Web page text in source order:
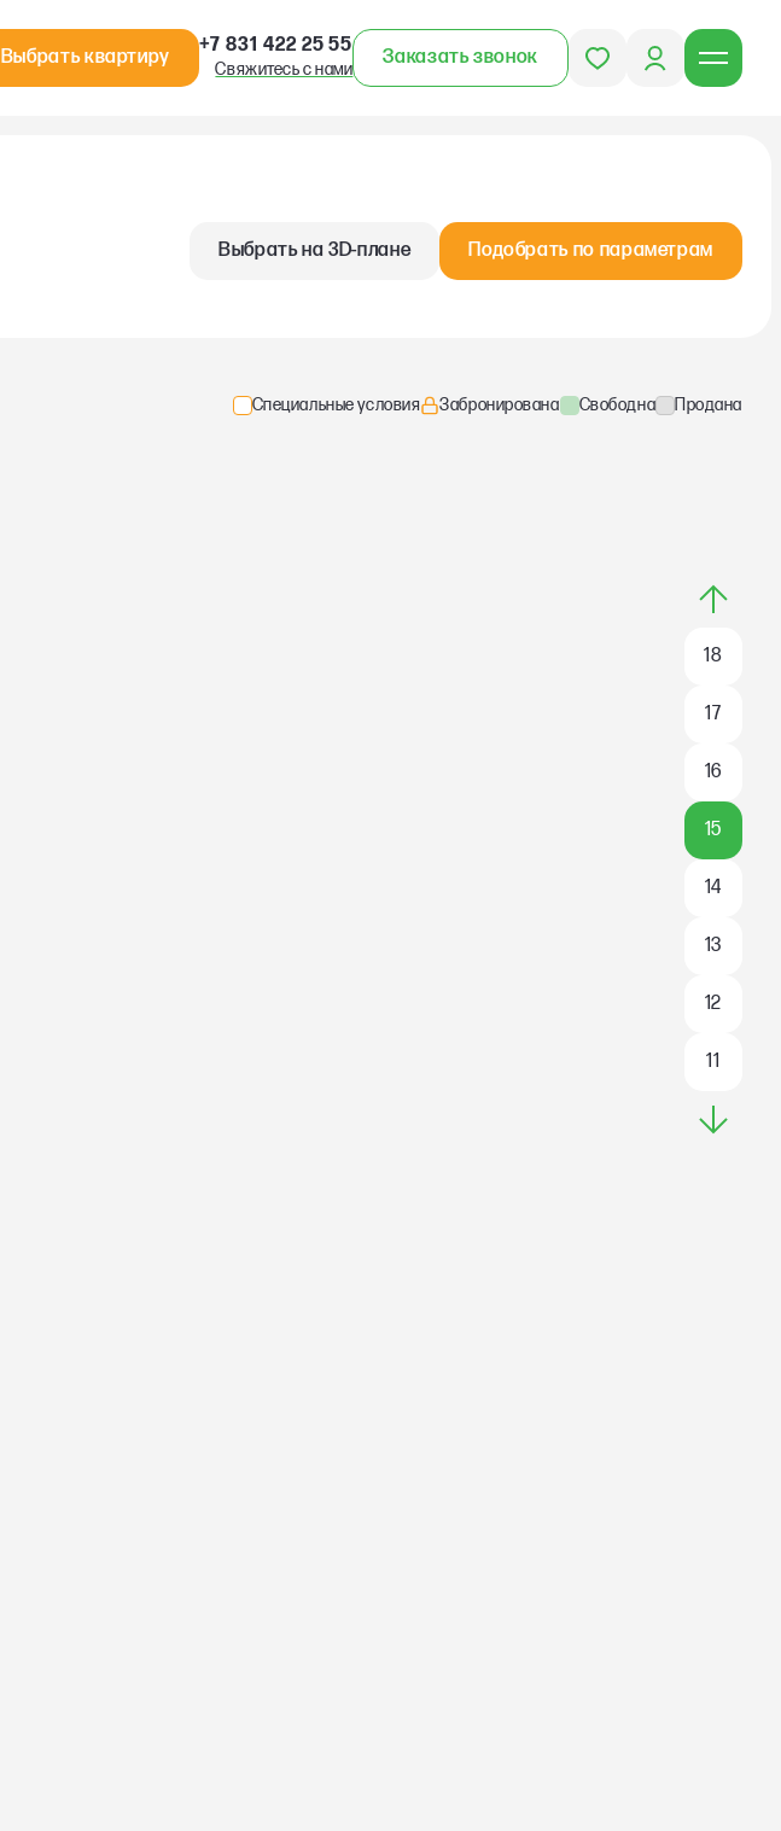
Выбрать квартиру
+7 831 422 25 55
Свяжитесь с нами
Заказать звонок
Выбрать на 3D-плане Подобрать по параметрам
Специальные условия Забронирована Свободна Продана
18
17
16
15
14
13
12
11